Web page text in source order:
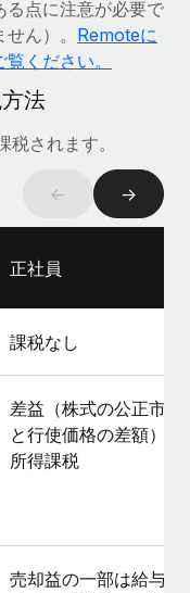
る点に注意が必要で
ん）。 Remoteに
ください。
法
されます。
← →
正社員
課税なし
差益（株式の公正市場
と行使価格の差額）の
所得課税
売却益の一部は給与課